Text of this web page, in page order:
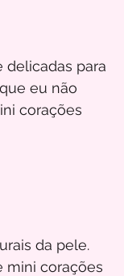
delicadas para
eu não
corações
da pele.
mini corações